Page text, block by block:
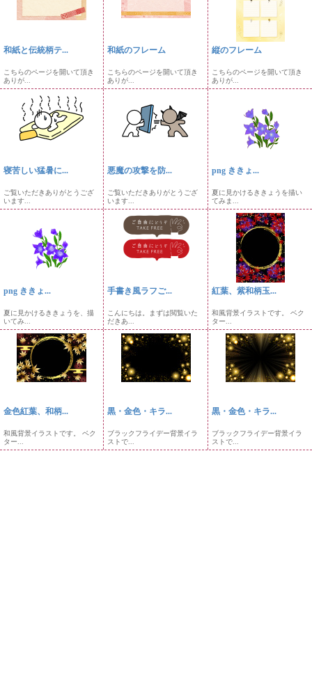
和紙と伝統柄テ...
こちらのページを開いて頂き
ありが...
和紙のフレーム
こちらのページを開いて頂き
ありが...
縦のフレーム
こちらのページを開いて頂き
ありが...
寝苦しい猛暑に...
ご覧いただきありがとうござ
います...
悪魔の攻撃を防...
ご覧いただきありがとうござ
います...
png ききょ...
夏に見かけるききょうを描い
てみま...
png ききょ...
夏に見かけるききょうを、描
いてみ...
手書き風ラフご...
こんにちは。まずは閲覧いた
だきあ...
紅葉、紫和柄玉...
和風背景イラストです。 ベク
ター...
金色紅葉、和柄...
和風背景イラストです。 ベク
ター...
黒・金色・キラ...
ブラックフライデー背景イラ
ストで...
黒・金色・キラ...
ブラックフライデー背景イラ
ストで...